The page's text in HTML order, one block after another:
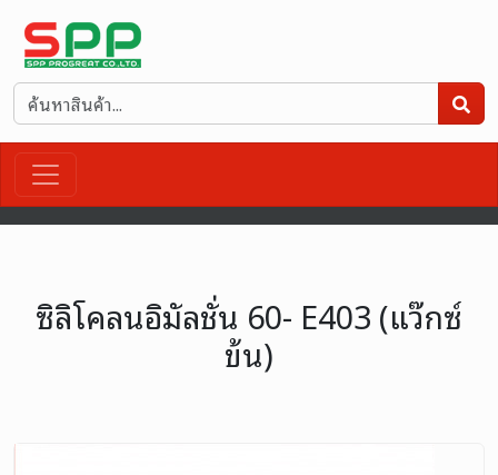
ซิลิโคลนอิมัลชั่น 60- E403 (แว๊กซ์
ข้น)